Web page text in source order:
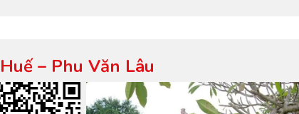
– Phu Văn Lâu